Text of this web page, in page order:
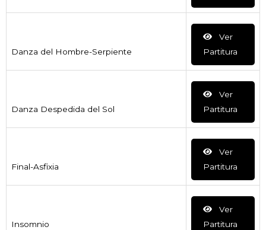
Danza del Hombre-Serpiente
Ver
Partitura
Danza Despedida del Sol
Ver
Partitura
Final-Asfixia
Ver
Partitura
Insomnio
Ver
Partitura